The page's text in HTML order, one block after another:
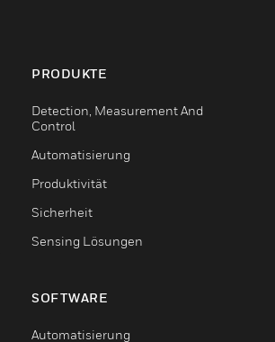
PRODUKTE
Detection, Measurement And
Control
Automatisierung
Produktivität
Sicherheit
Sensing Lösungen
SOFTWARE
Automatisierung